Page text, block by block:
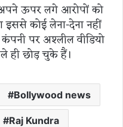
अपने ऊपर लगे आरोपों को
कोई लेना-देना नहीं
पर अश्लील वीडियो
ही छोड़ चुके हैं।
Bollywood news
Raj Kundra